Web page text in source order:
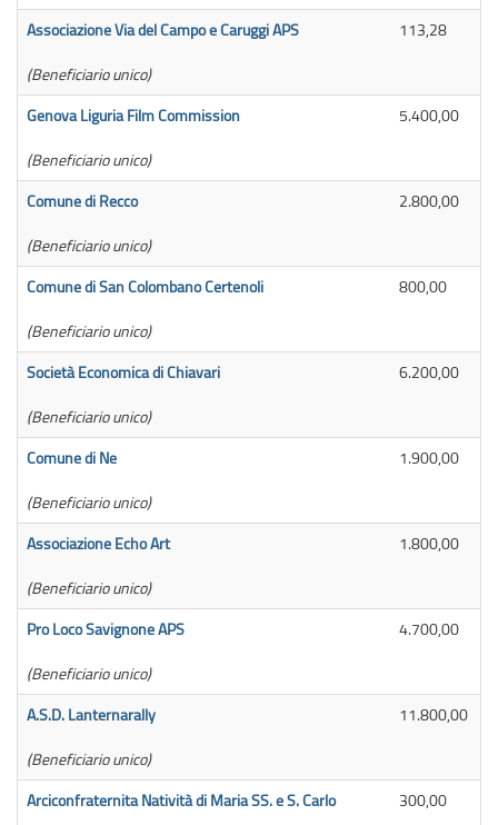
Associazione Via del Campo e Caruggi APS
(Beneficiario unico)
113,28
Genova Liguria Film Commission
(Beneficiario unico)
5.400,00
Comune di Recco
(Beneficiario unico)
2.800,00
Comune di San Colombano Certenoli
(Beneficiario unico)
800,00
Società Economica di Chiavari
(Beneficiario unico)
6.200,00
Comune di Ne
(Beneficiario unico)
1.900,00
Associazione Echo Art
(Beneficiario unico)
1.800,00
Pro Loco Savignone APS
(Beneficiario unico)
4.700,00
A.S.D. Lanternarally
(Beneficiario unico)
11.800,00
Arciconfraternita Natività di Maria SS. e S. Carlo 300,00